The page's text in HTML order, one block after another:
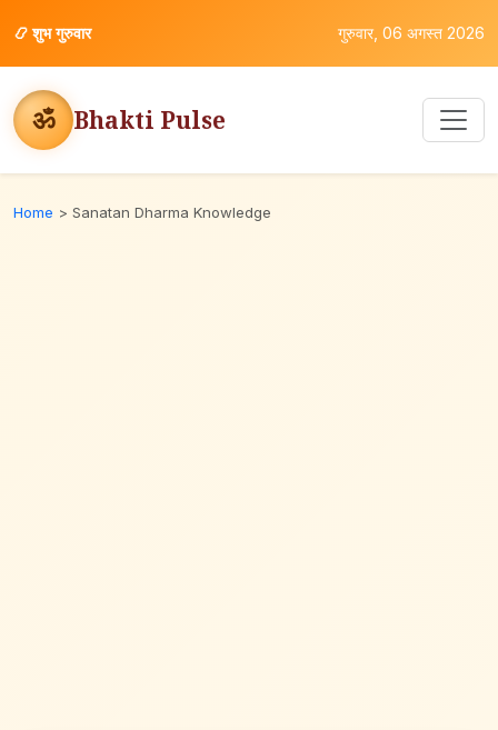
📿शुभ गुरुवार गुरुवार, 06 अगस्त 2026
ॐ Bhakti Pulse
Home > Sanatan Dharma Knowledge